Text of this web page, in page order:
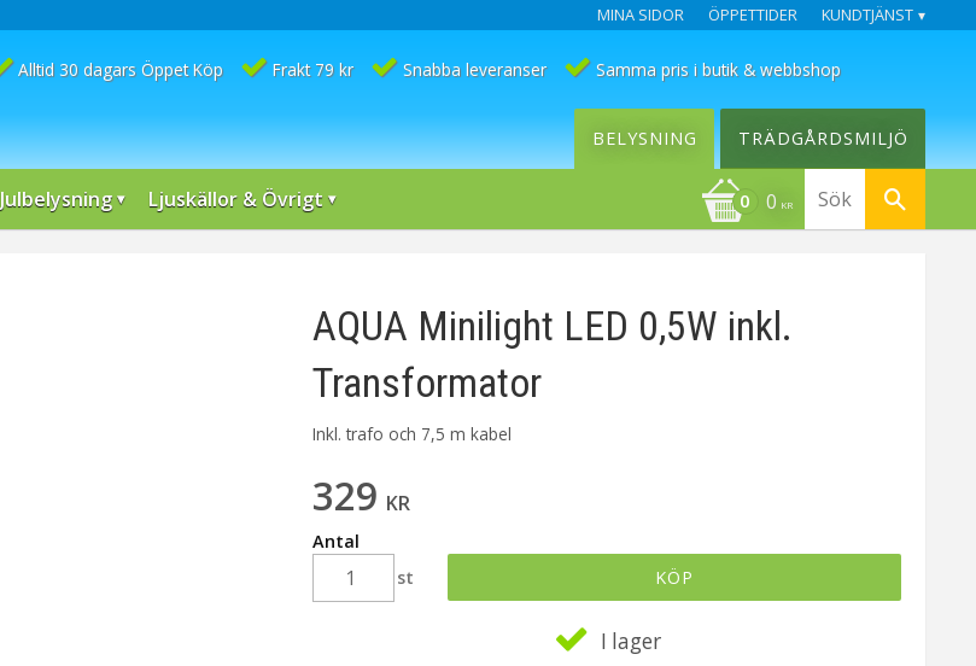
MINA SIDOR ÖPPETTIDER KUNDTJÄNST
Alltid 30 dagars Öppet Köp Frakt 79 kr Snabba leveranser Samma pris i butik & webbshop
Julbelysning Ljuskällor & Övrigt 0 KR
BELYSNING TRÄDGÅRDSMILJÖ
AQUA Minilight LED 0,5W inkl.
Transformator
Inkl. trafo och 7,5 m kabel
329 KR
Antal
st
KÖP
I lager